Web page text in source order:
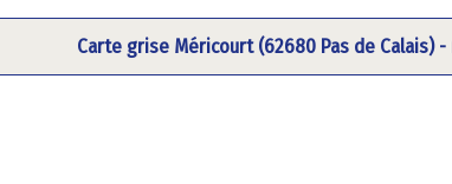
Carte grise Méricourt (62680 Pas de Calais)